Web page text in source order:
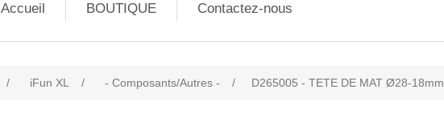
Accueil BOUTIQUE Contactez-nous
/ iFun XL / - Composants/Autres - / D265005 - TETE DE MAT Ø28-18mm